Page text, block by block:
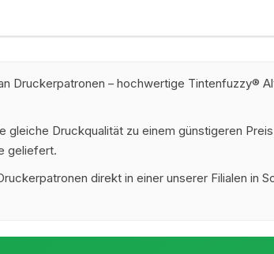
Druckerpatronen – hochwertige Tintenfuzzy®
Druckqualität zu einem günstigeren
geliefert.
direkt in einer unserer Filialen in